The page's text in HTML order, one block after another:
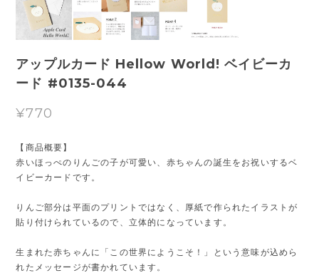
アップルカード Hellow World! ベイビーカ
ード #0135-044
¥770
【商品概要】
赤いほっぺのりんごの子が可愛い、赤ちゃんの誕生をお祝いするベ
イビーカードです。
りんご部分は平面のプリントではなく、厚紙で作られたイラストが
貼り付けられているので、立体的になっています。
生まれた赤ちゃんに「この世界にようこそ！」という意味が込めら
れたメッセージが書かれています。